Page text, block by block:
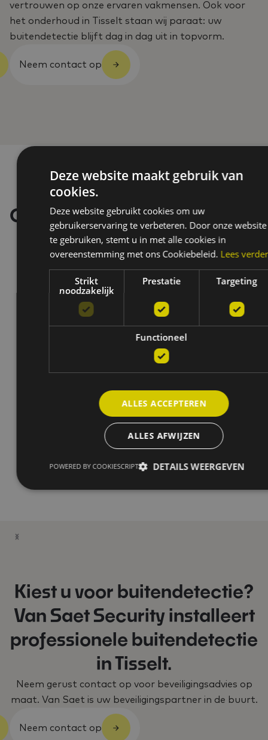
vertrouwen op onze ervaren vakmensen. Ook voor
het onderhoud in Tisselt staan wij paraat: uw
buitendetectie blijft dag in dag uit in topvorm.
Neem contact op
Onze merken
Kiest u voor buitendetectie?
Van Saet Security installeert
professionele buitendetectie
in Tisselt.
Neem gerust contact op voor beveiligingsadvies op
maat. Van Saet is uw beveiligingspartner in de buurt.
Neem contact op
Deze website maakt gebruik van
cookies.
Deze website gebruikt cookies om uw
gebruikerservaring te verbeteren. Door onze website
te gebruiken, stemt u in met alle cookies in
overeenstemming met ons Cookiebeleid. Lees verder
Strikt
noodzakelijk
Prestatie Targeting
Functioneel
ALLES ACCEPTEREN
ALLES AFWIJZEN
DETAILS WEERGEVEN
POWERED BY COOKIESCRIPT